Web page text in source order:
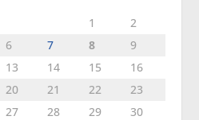
1
2
6 7 8
9
13 14 15
16
20 21 22
23
27 28 29
30